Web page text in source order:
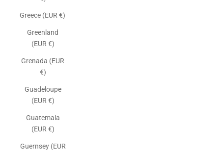
Greece (EUR €)
Greenland
(EUR €)
Grenada (EUR
€)
Guadeloupe
(EUR €)
Guatemala
(EUR €)
Guernsey (EUR